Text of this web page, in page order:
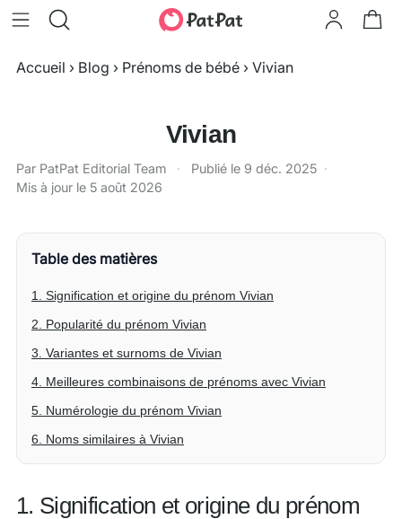
Accueil › Blog › Prénoms de bébé › Vivian
Vivian
Par PatPat Editorial Team · Publié le 9 déc. 2025 ·
Mis à jour le 5 août 2026
Table des matières
1. Signification et origine du prénom Vivian
2. Popularité du prénom Vivian
3. Variantes et surnoms de Vivian
4. Meilleures combinaisons de prénoms avec Vivian
5. Numérologie du prénom Vivian
6. Noms similaires à Vivian
1. Signification et origine du prénom